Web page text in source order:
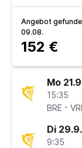
Angebot
09.08.
152 €
Mo
15:35
BRE -
Di 29.9.
9:35